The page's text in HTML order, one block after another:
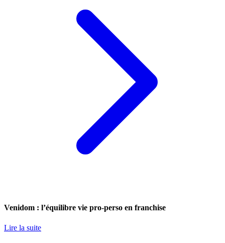
Venidom : l’équilibre vie pro-perso en franchise
Lire la suite